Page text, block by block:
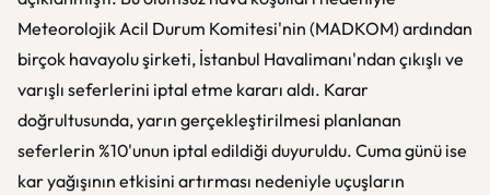
Meteorolojik Acil Durum Komitesi'nin (MADKOM) ardından
birçok havayolu şirketi, İstanbul Havalimanı'ndan çıkışlı ve
varışlı seferlerini iptal etme kararı aldı. Karar
doğrultusunda, yarın gerçekleştirilmesi planlanan
seferlerin %10'unun iptal edildiği duyuruldu. Cuma günü ise
kar yağışının etkisini artırması nedeniyle uçuşların